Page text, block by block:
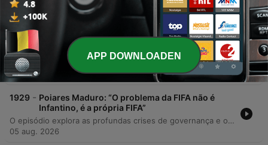
O episódio aborda a crescente pressão política sobre o Ministro da Administração Interna, Luís Neves, no contexto das investigações e auditorias que envolvem o seu passado como Diretor Nacional da Polícia Judiciária. Através de uma conversa com a jornalista Paula Caeiro Varela, do Expresso, analisa-se o impacto destas polémicas na capacidade de comunicação do Governo e as implicações de uma auditoria ordenada pelo Ministério da Justiça à PJ. A discussão explora a tensão entre a necessidade de transparência e a estratégia de manutenção política de Luís Montenegro, avaliando se as investigações em curso podem servir para esvaziar a polémica antes da Comissão Parlamentar de Inquérito prevista para setembro.
07 aug. 2026
1930
No Brasil, a criminalidade violenta diminuiu mas
morreu mais gente por acção da polícia
O episódio analisa os dados alarmantes do relatório anual do Fórum Brasileiro de Segurança Pública, que revela tendências preocupantes na violência no Brasil. Enquanto o número de mortes violentas intencionais apresentou uma ligeira queda, houve um aumento significativo na letalidade policial e nos casos de feminicídio. A discussão aborda a sobre-representação de pessoas negras tanto nas vítimas de intervenções policiais quanto nos feminicídios, relacionando esses números ao racismo estrutural e à violência de género. O debate explora também o apoio de parte da população a operações policiais agressivas em favelas e os desafios do controle institucional sobre o uso da força.
06 aug. 2026
1929 - Poiares Maduro: “O problema da FIFA não é
Infantino, é a própria FIFA”
O episódio explora as profundas crises de governança e os conflitos de interesse na FIFA, com foco no artigo de opinião de Miguel Poias Maduro publicado no Financial Times. Através de uma entrevista com o ex-presidente do Comitê de Governança da FIFA, discute-se como a estrutura atual do organismo permite a concentração de poder e a promiscuidade entre interesses comerciais e políticos. A conversa aborda a influência de figuras políticas internacionais, a necessidade de regulação por parte da União Europeia e os desafios de separar as funções de regulação das funções de comercialização no futebol mundial.
05 aug. 2026
APP DOWNLOADEN